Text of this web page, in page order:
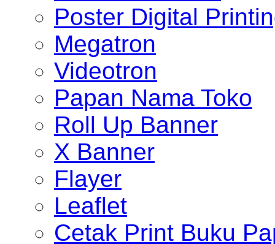
Poster Digital
Megatron
Videotron
Papan Nama Toko
Roll Up Banner
X Banner
Flayer
Leaflet
Cetak Print Buku